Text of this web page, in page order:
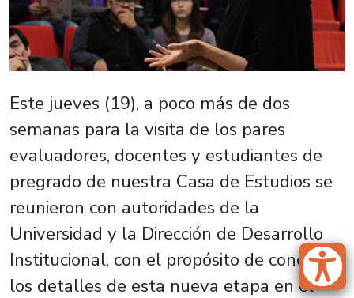
Este jueves (19), a poco más de dos
semanas para la visita de los pares
evaluadores, docentes y estudiantes de
pregrado de nuestra Casa de Estudios se
reunieron con autoridades de la
Universidad y la Dirección de Desarrollo
Institucional, con el propósito de conocer
los detalles de esta nueva etapa en el